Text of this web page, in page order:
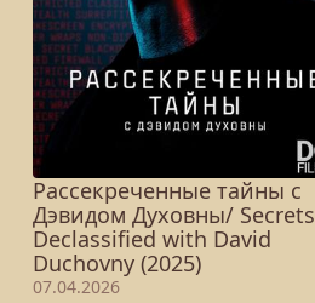
Рассекреченные тайны с
Дэвидом Духовны/ Secrets
Declassified with David
Duchovny (2025)
07.04.2026